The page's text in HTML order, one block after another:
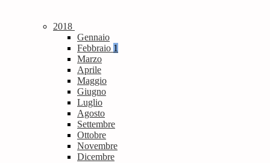
2018
Gennaio
Febbraio 1
Marzo
Aprile
Maggio
Giugno
Luglio
Agosto
Settembre
Ottobre
Novembre
Dicembre